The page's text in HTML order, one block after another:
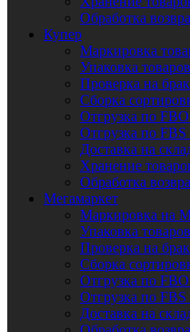
Обработка
Купер
Маркировка
Упаковка
Проверка на брак
Сборка
Отгрузка по
Отгрузка по
Доставка на
Хранение
Обработка
Мегамаркет
Маркировка на
Упаковка
Проверка на брак
Сборка
Отгрузка по
Отгрузка по
Доставка на